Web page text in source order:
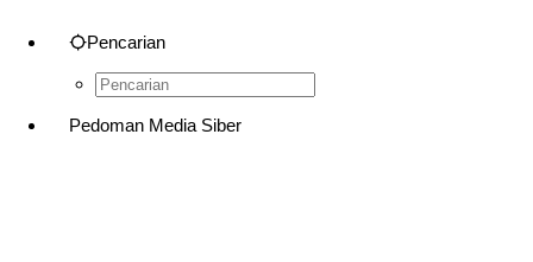
Pencarian
Pedoman Media Siber